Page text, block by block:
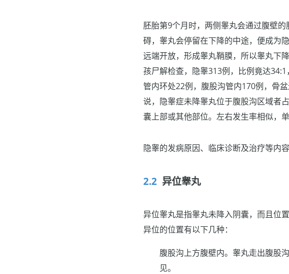
胚胎第9个月时，两侧睾丸会通过腹壁
碍，睾丸会停留在下降的中途，便成为
远端开放，形成睾丸鞘膜，所以睾丸下
孩尸解检查，隐睾313例，比例竟达
管内环处22例，腹股沟管内170例，骨
说，隐睾症未降睾丸位于腹股沟区域者
囊上部或其他部位。左右发生率相似，
隐睾的发病原因、临床诊断及治疗等内
异位睾丸
异位睾丸是指睾丸未降入阴囊，而且位
异位的位置有以下几种：
腹股沟上方腹壁内。睾丸走出腹股
见。